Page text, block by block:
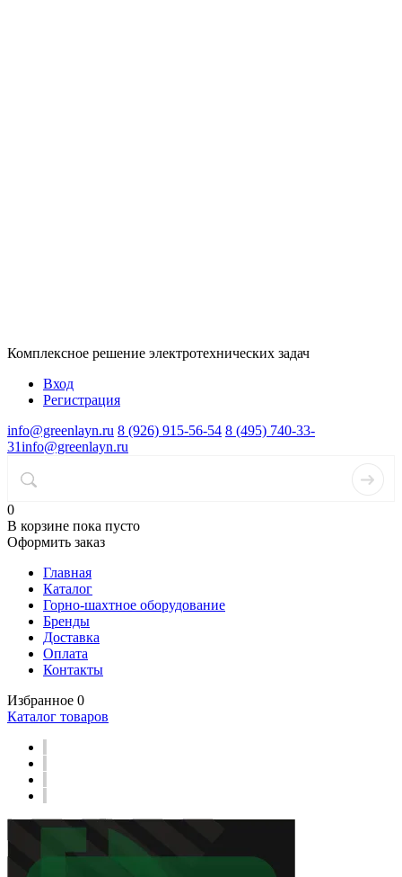
Комплексное решение электротехнических задач
Вход
Регистрация
info@greenlayn.ru 8 (926) 915-56-54 8 (495) 740-33-
31info@greenlayn.ru
0
В корзине пока пусто
Оформить заказ
Главная
Каталог
Горно-шахтное оборудование
Бренды
Доставка
Оплата
Контакты
Избранное 0
Каталог товаров